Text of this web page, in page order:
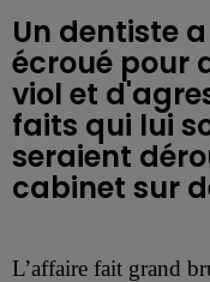
Un dentiste
écroué pour
viol et
faits qui lui
seraient
cabinet sur
L’affaire fait grand